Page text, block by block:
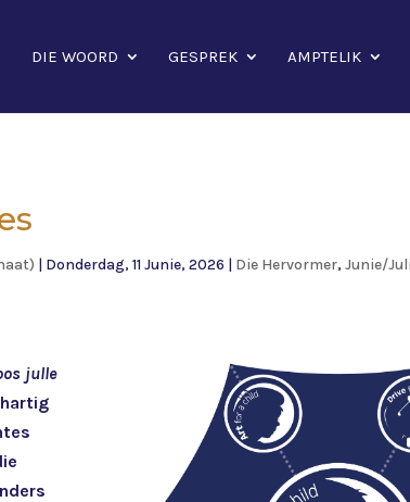
DIE WOORD GESPREK AMPTELIK
| Donderdag, 11 Junie, 2026 | Die Hervormer,Junie/
julle